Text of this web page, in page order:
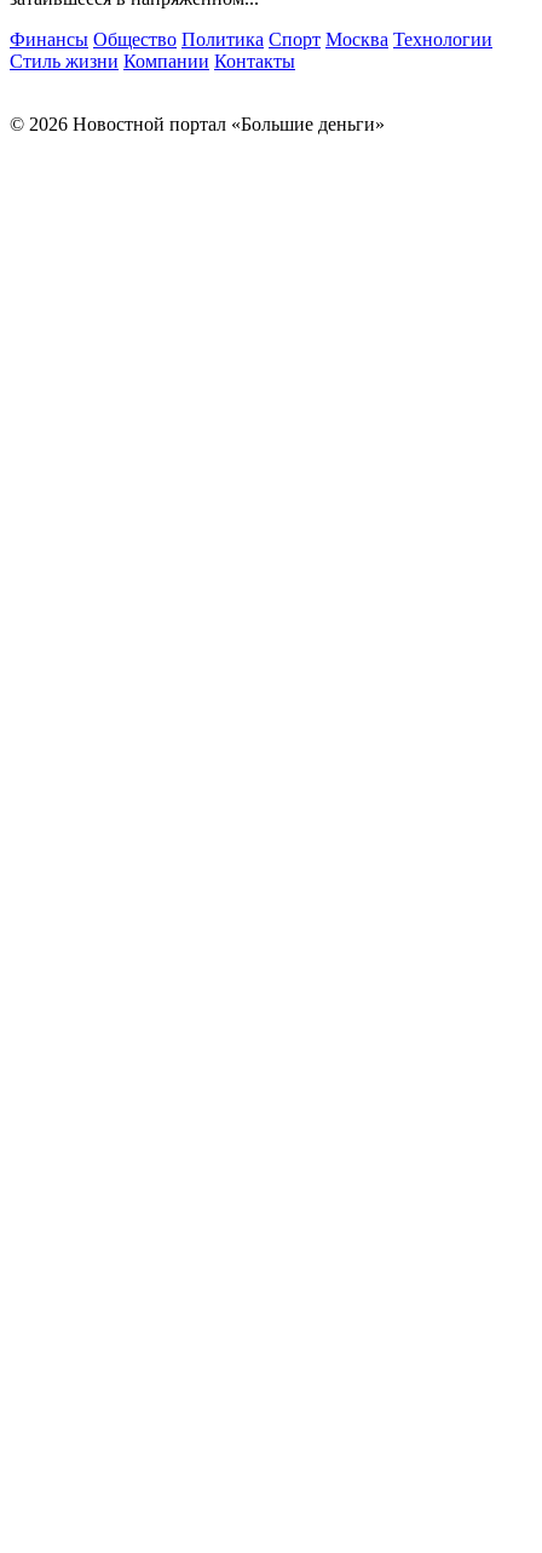
Финансы Общество Политика Спорт Москва Технологии
Стиль жизни Компании Контакты
© 2026 Новостной портал «Большие деньги»